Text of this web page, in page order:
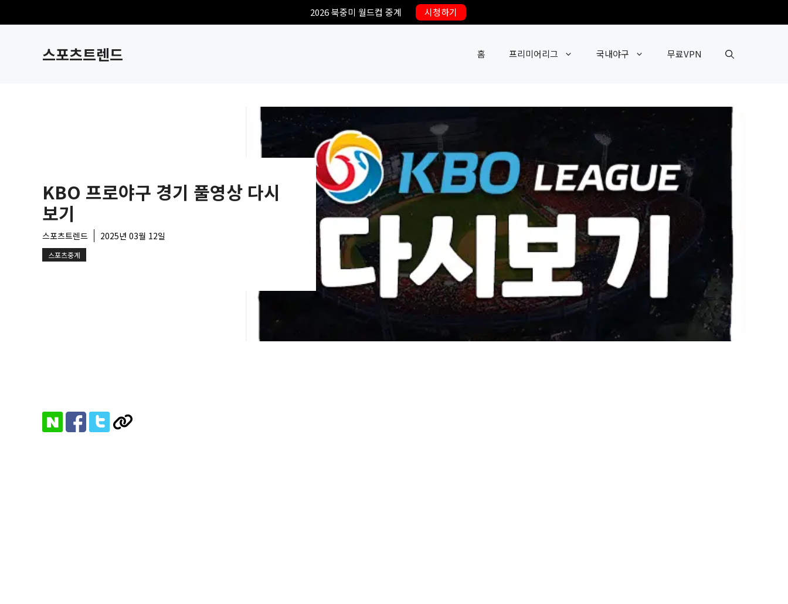
텐
2026 북중미 월드컵 중계 시청하기
스포츠트렌드 홈 프리미어리그 국내야구 무료VPN
KBO 프로야구 경기 풀영상 다시
보기
스포츠트렌드 2025년 03월 12일
스포츠중계